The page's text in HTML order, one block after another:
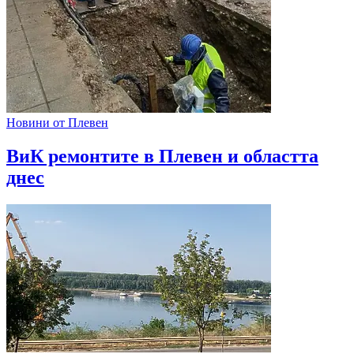
Новини от Плевен
ВиК ремонтите в Плевен и областта
днес